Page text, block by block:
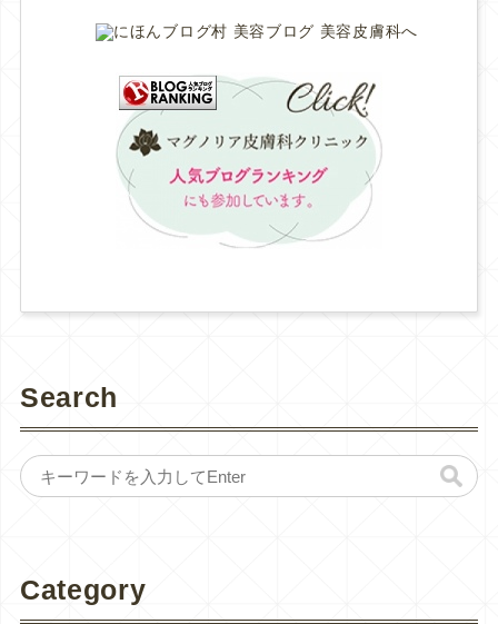
Search
Category